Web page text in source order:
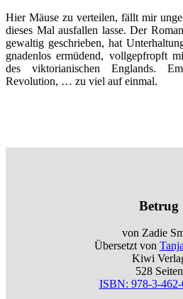
Hier Mäuse zu verteilen, fällt mir
dieses Mal ausfallen lasse. Der
gewaltig geschrieben, hat
gnadenlos ermüdend, vollgepfropft
des viktorianischen Englands.
Revolution, … zu viel auf einmal.
Betrug
von Zadie
Übersetzt von
Kiwi
528 Seiten
ISBN: 978-3-